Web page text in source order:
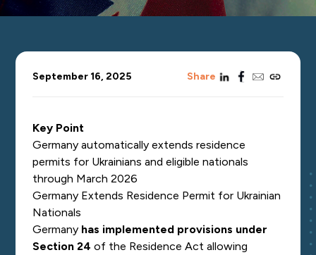
September 16, 2025 Sharelinkedinfacebook
emailcopy_link
Key Point
Germany automatically extends residence
permits for Ukrainians and eligible nationals
through March 2026
Germany Extends Residence Permit for Ukrainian
Nationals
Germany has implemented provisions under
Section 24 of the Residence Act allowing